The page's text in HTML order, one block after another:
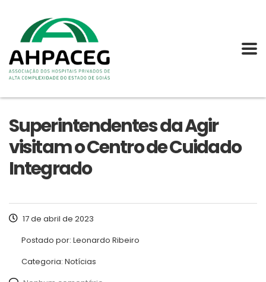
Superintendentes da Agir
visitam o Centro de Cuidado
Integrado
17 de abril de 2023
Postado por: Leonardo Ribeiro
Categoria: Notícias